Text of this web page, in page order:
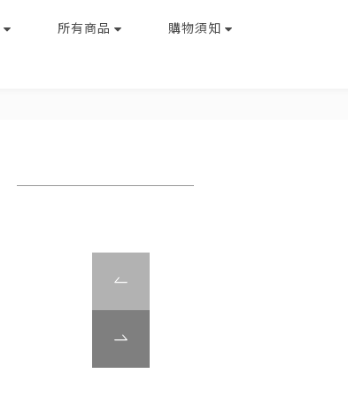
所有商品 購物須知